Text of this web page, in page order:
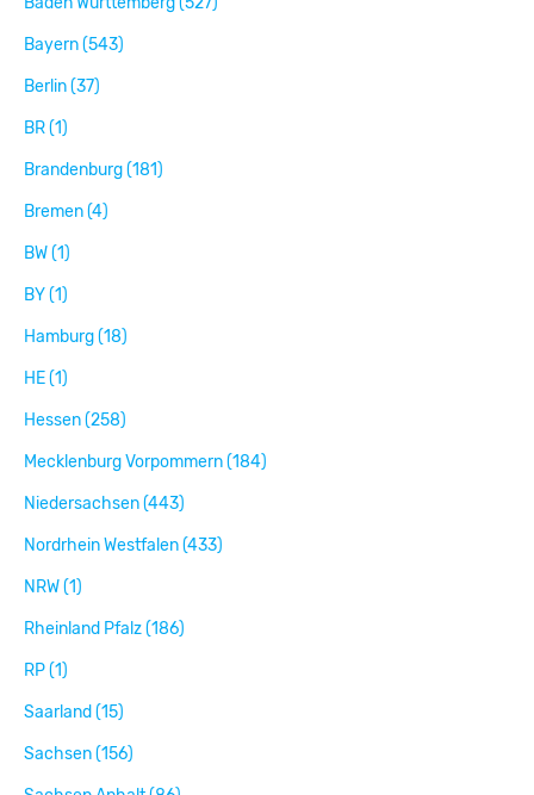
Bayern (543)
Berlin (37)
BR (1)
Brandenburg (181)
Bremen (4)
BW (1)
BY (1)
Hamburg (18)
HE (1)
Hessen (258)
Mecklenburg Vorpommern (184)
Niedersachsen (443)
Nordrhein Westfalen (433)
NRW (1)
Rheinland Pfalz (186)
RP (1)
Saarland (15)
Sachsen (156)